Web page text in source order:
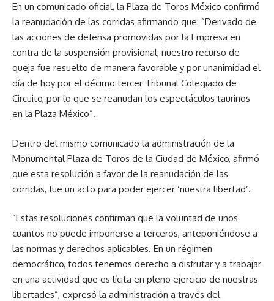
En un comunicado oficial, la Plaza de Toros México confirmó
la reanudación de las corridas afirmando que: ”Derivado de
las acciones de defensa promovidas por la Empresa en
contra de la suspensión provisional, nuestro recurso de
queja fue resuelto de manera favorable y por unanimidad el
día de hoy por el décimo tercer Tribunal Colegiado de
Circuito, por lo que se reanudan los espectáculos taurinos
en la Plaza México”.
Dentro del mismo comunicado la administración de la
Monumental Plaza de Toros de la Ciudad de México, afirmó
que esta resolución a favor de la reanudación de las
corridas, fue un acto para poder ejercer ‘nuestra libertad’.
”Estas resoluciones confirman que la voluntad de unos
cuantos no puede imponerse a terceros, anteponiéndose a
las normas y derechos aplicables. En un régimen
democrático, todos tenemos derecho a disfrutar y a trabajar
en una actividad que es lícita en pleno ejercicio de nuestras
libertades”, expresó la administración a través del